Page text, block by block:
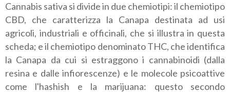
Cannabis sativa si divide in due chemiotipi: il chemiotipo
CBD, che caratterizza la Canapa destinata ad usi
agricoli, industriali e officinali, che si illustra in questa
scheda; e il chemiotipo denominato THC, che identifica
la Canapa da cui si estraggono i cannabinoidi (dalla
resina e dalle infiorescenze) e le molecole psicoattive
come l'hashish e la marijuana: questo secondo